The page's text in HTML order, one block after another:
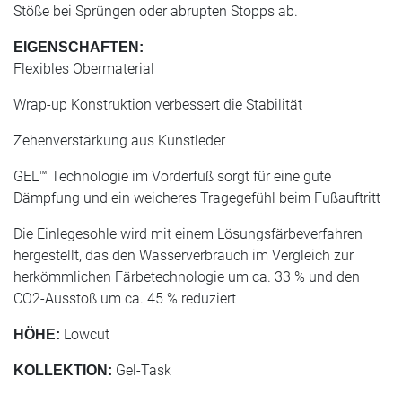
Stöße bei Sprüngen oder abrupten Stopps ab.
EIGENSCHAFTEN:
Flexibles Obermaterial
Wrap-up Konstruktion verbessert die Stabilität
Zehenverstärkung aus Kunstleder
GEL™ Technologie im Vorderfuß sorgt für eine gute
Dämpfung und ein weicheres Tragegefühl beim Fußauftritt
Die Einlegesohle wird mit einem Lösungsfärbeverfahren
hergestellt, das den Wasserverbrauch im Vergleich zur
herkömmlichen Färbetechnologie um ca. 33 % und den
CO2-Ausstoß um ca. 45 % reduziert
HÖHE: Lowcut
KOLLEKTION: Gel-Task